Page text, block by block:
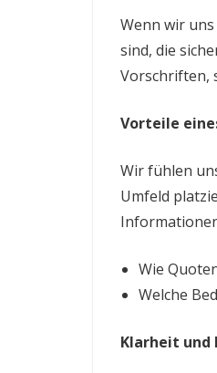
Wenn wir
sind, die
Vorschriften,
Vorteile
Wir fühlen
Umfeld
Wie
Welche
Klarheit und